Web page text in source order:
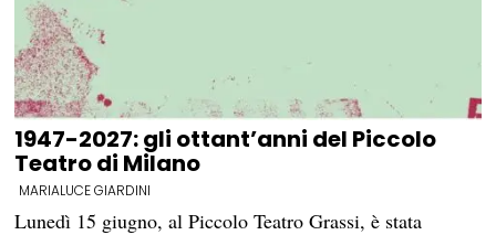
1947-2027: gli ottant’anni del Piccolo
Teatro di Milano
MARIALUCE GIARDINI
Lunedì 15 giugno, al Piccolo Teatro Grassi, è stata